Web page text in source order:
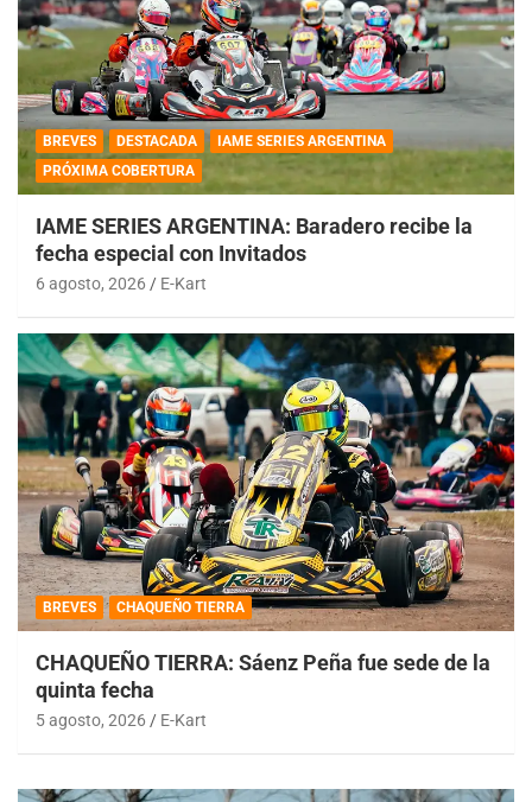
BREVES DESTACADA
IAME SERIES ARGENTINA
PRÓXIMA COBERTURA
IAME SERIES ARGENTINA: Baradero recibe la
fecha especial con Invitados
6 agosto, 2026 E-Kart
BREVES CHAQUEÑO TIERRA
CHAQUEÑO TIERRA: Sáenz Peña fue sede de la
quinta fecha
5 agosto, 2026 E-Kart